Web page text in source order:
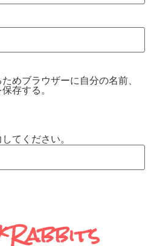
めブラウザーに自分の名前、
存する。
てください。